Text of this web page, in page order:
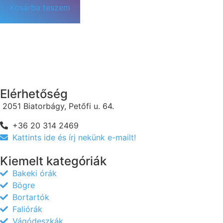
Kosárba teszem
Elérhetőség
2051 Biatorbágy, Petőfi u. 64.
+36 20 314 2469
Kattints ide és írj nekünk e-mailt!
Kiemelt kategóriák
Bakeki órák
Bögre
Bortartók
Faliórák
Vágódeszkák